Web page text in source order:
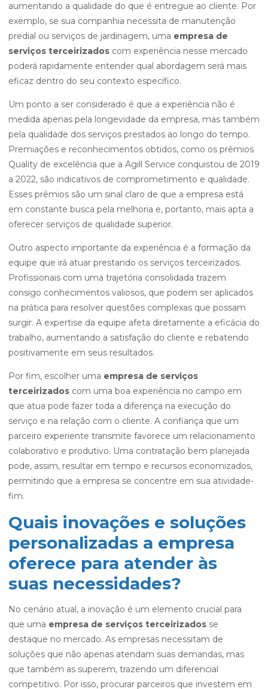
aumentando a qualidade do que é entregue ao cliente. Por
exemplo, se sua companhia necessita de manutenção
predial ou serviços de jardinagem, uma empresa de
serviços terceirizados com experiência nesse mercado
poderá rapidamente entender qual abordagem será mais
eficaz dentro do seu contexto específico.
Um ponto a ser considerado é que a experiência não é
medida apenas pela longevidade da empresa, mas também
pela qualidade dos serviços prestados ao longo do tempo.
Premiações e reconhecimentos obtidos, como os prêmios
Quality de excelência que a Agill Service conquistou de 2019
a 2022, são indicativos de comprometimento e qualidade.
Esses prêmios são um sinal claro de que a empresa está
em constante busca pela melhoria e, portanto, mais apta a
oferecer serviços de qualidade superior.
Outro aspecto importante da experiência é a formação da
equipe que irá atuar prestando os serviços terceirizados.
Profissionais com uma trajetória consolidada trazem
consigo conhecimentos valiosos, que podem ser aplicados
na prática para resolver questões complexas que possam
surgir. A expertise da equipe afeta diretamente a eficácia do
trabalho, aumentando a satisfação do cliente e rebatendo
positivamente em seus resultados.
Por fim, escolher uma empresa de serviços
terceirizados com uma boa experiência no campo em
que atua pode fazer toda a diferença na execução do
serviço e na relação com o cliente. A confiança que um
parceiro experiente transmite favorece um relacionamento
colaborativo e produtivo. Uma contratação bem planejada
pode, assim, resultar em tempo e recursos economizados,
permitindo que a empresa se concentre em sua atividade-
fim.
Quais inovações e soluções
personalizadas a empresa
oferece para atender às
suas necessidades?
No cenário atual, a inovação é um elemento crucial para
que uma empresa de serviços terceirizados se
destaque no mercado. As empresas necessitam de
soluções que não apenas atendam suas demandas, mas
que também as superem, trazendo um diferencial
competitivo. Por isso, procurar parceiros que investem em